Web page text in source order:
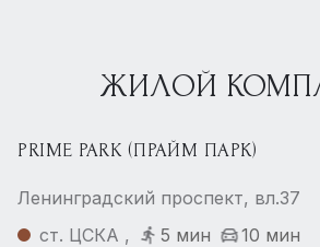
ЖИЛОЙ
PRIME PARK (ПРАЙМ ПАРК)
Ленинградский проспект, вл.37
ст. ЦСКА ,
5 мин
10 мин